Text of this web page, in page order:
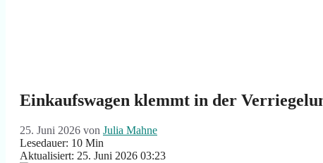
Einkaufswagen klemmt in der
25. Juni 2026 von Julia Mahne
Lesedauer: 10 Min
Aktualisiert: 25. Juni 2026 03:23